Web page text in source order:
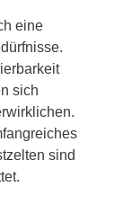
eine
sich
sind